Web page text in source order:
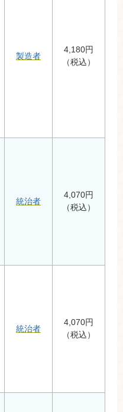
製造者
4,180円
（税込）
統治者
4,070円
（税込）
統治者
4,070円
（税込）